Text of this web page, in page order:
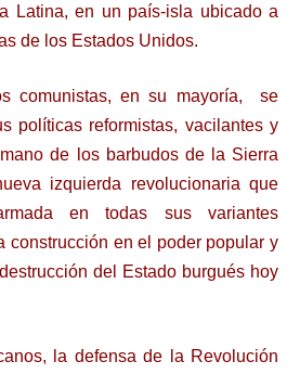
Latina, en un país-isla ubicado a
de los Estados Unidos.
comunistas, en su mayoría, se
políticas reformistas, vacilantes y
de los barbudos de la Sierra
izquierda revolucionaria que
en todas sus variantes
construcción en el poder popular y
del Estado burgués hoy
la defensa de la Revolución